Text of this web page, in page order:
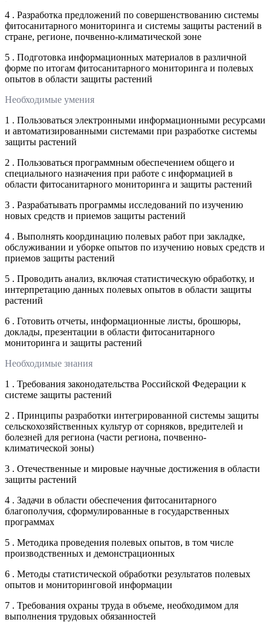
4 . Разработка предложений по совершенствованию системы
фитосанитарного мониторинга и системы защиты растений в
стране, регионе, почвенно-климатической зоне
5 . Подготовка информационных материалов в различной
форме по итогам фитосанитарного мониторинга и полевых
опытов в области защиты растений
Необходимые умения
1 . Пользоваться электронными информационными ресурсами
и автоматизированными системами при разработке системы
защиты растений
2 . Пользоваться программным обеспечением общего и
специального назначения при работе с информацией в
области фитосанитарного мониторинга и защиты растений
3 . Разрабатывать программы исследований по изучению
новых средств и приемов защиты растений
4 . Выполнять координацию полевых работ при закладке,
обслуживании и уборке опытов по изучению новых средств и
приемов защиты растений
5 . Проводить анализ, включая статистическую обработку, и
интерпретацию данных полевых опытов в области защиты
растений
6 . Готовить отчеты, информационные листы, брошюры,
доклады, презентации в области фитосанитарного
мониторинга и защиты растений
Необходимые знания
1 . Требования законодательства Российской Федерации к
системе защиты растений
2 . Принципы разработки интегрированной системы защиты
сельскохозяйственных культур от сорняков, вредителей и
болезней для региона (части региона, почвенно-
климатической зоны)
3 . Отечественные и мировые научные достижения в области
защиты растений
4 . Задачи в области обеспечения фитосанитарного
благополучия, сформулированные в государственных
программах
5 . Методика проведения полевых опытов, в том числе
производственных и демонстрационных
6 . Методы статистической обработки результатов полевых
опытов и мониторинговой информации
7 . Требования охраны труда в объеме, необходимом для
выполнения трудовых обязанностей